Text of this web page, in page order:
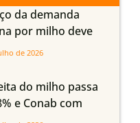
da demanda
por milho deve
aumento da
Grosso, aponta
de 2026
do milho passa
e Conab com
em